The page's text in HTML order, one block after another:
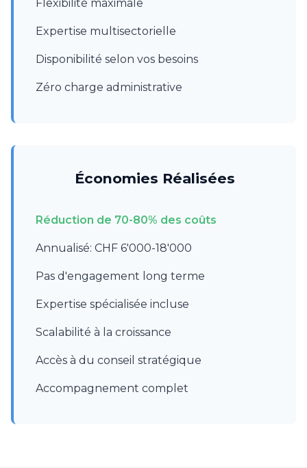
Flexibilité maximale
Expertise multisectorielle
Disponibilité selon vos besoins
Zéro charge administrative
Économies Réalisées
Réduction de 70-80% des coûts
Annualisé: CHF 6'000-18'000
Pas d'engagement long terme
Expertise spécialisée incluse
Scalabilité à la croissance
Accès à du conseil stratégique
Accompagnement complet